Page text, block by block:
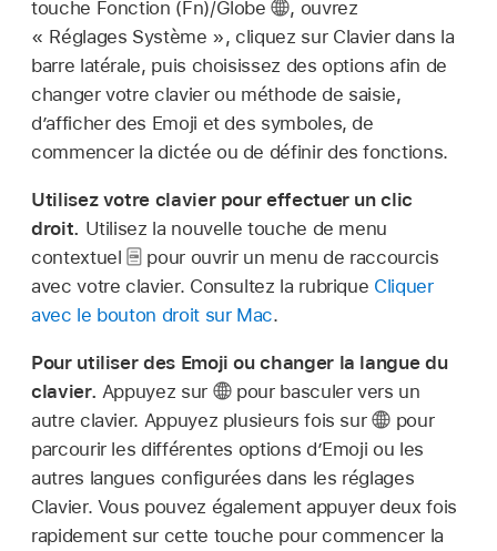
touche Fonction (Fn)/Globe , ouvrez
« Réglages Système », cliquez sur Clavier dans la
barre latérale, puis choisissez des options afin de
changer votre clavier ou méthode de saisie,
d’afficher des Emoji et des symboles, de
commencer la dictée ou de définir des fonctions.
Utilisez votre clavier pour effectuer un clic
droit. Utilisez la nouvelle touche de menu
contextuel
pour ouvrir un menu de raccourcis
avec votre clavier. Consultez la rubrique Cliquer
avec le bouton droit sur Mac.
Pour utiliser des Emoji ou changer la langue du
clavier. Appuyez sur
pour basculer vers un
autre clavier. Appuyez plusieurs fois sur
pour
parcourir les différentes options d’Emoji ou les
autres langues configurées dans les réglages
Clavier. Vous pouvez également appuyer deux fois
rapidement sur cette touche pour commencer la